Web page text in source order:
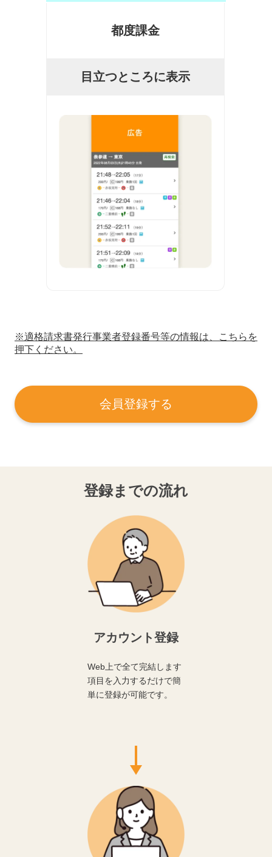
都度課金
目立つところに表示
※適格請求書発行事業者登録番号等の情報は、こちらを
押下ください。
会員登録する
登録までの流れ
アカウント登録
Web上で全て完結します
項目を入力するだけで簡
単に登録が可能です。